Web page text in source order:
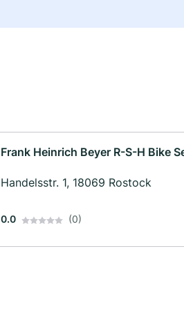
Frank Heinrich Beyer R-S-H Bike
Handelsstr. 1, 18069 Rostock
0.0 (0)